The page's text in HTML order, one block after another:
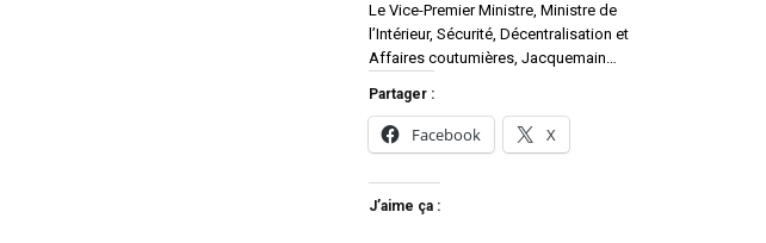
Le Vice-Premier Ministre, Ministre de
l’Intérieur, Sécurité, Décentralisation et
Affaires coutumières, Jacquemain…
Partager :
Facebook X
J’aime ça :